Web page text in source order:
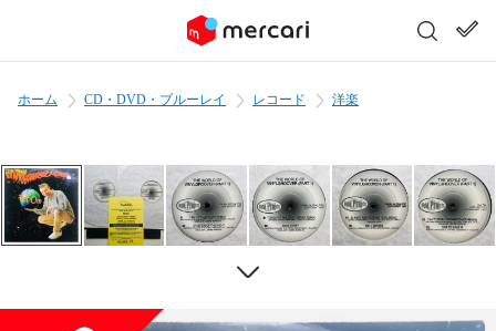
ホーム CD・DVD・ブルーレイ レコード 洋楽